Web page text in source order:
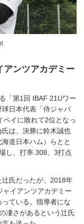
アンツアカデミー
「第1回 IBAF 21Uワー
日本代表「侍ジャパ
ペイに敗れて2位となっ
は、決勝に鈴木誠也
道日本ハム）らとと
し、打率.308、3打点
氏だったが、2018年
イアンツアカデミー
ている。指導者にな
凄さがあるという辻氏